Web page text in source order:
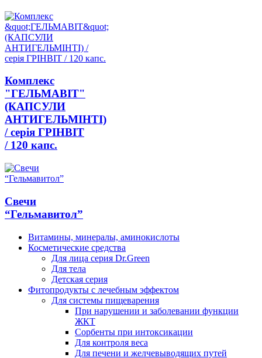
Комплекс
"ГЕЛЬМАВІТ"
(КАПСУЛИ
АНТИГЕЛЬМІНТІ)
/ серія ГРІНВІТ
/ 120 капс.
Свечи
“Гельмавитол”
Витамины, минералы, аминокислоты
Косметические средства
Для лица серия Dr.Green
Для тела
Детская серия
Фитопродукты с лечебным эффектом
Для системы пищеварения
При нарушении и заболевании функции
ЖКТ
Сорбенты при интоксикации
Для контроля веса
Для печени и желчевыводящих путей